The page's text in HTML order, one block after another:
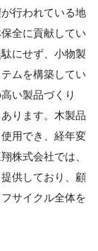
行われている地
全に貢献してい
にせず、小物製
ムを構築してい
い製品づくり
ります。木製品
用でき、経年変
株式会社では、
供しており、顧
サイクル全体を